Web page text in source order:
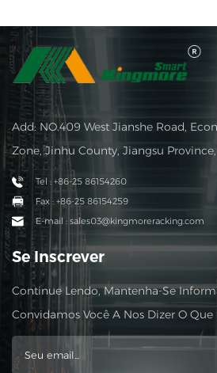
Add: NO.409 West Jianshe Road,
Zone, Jinhu County, Jiangsu
Tel : +86-25 86154260
Fax : +86-25 86154259
E-mail : sales03@kingmoreracking.com
Se Inscrever
Continue Lendo, Mantenha-Se
Convidamos Você A Nos Dizer O Que